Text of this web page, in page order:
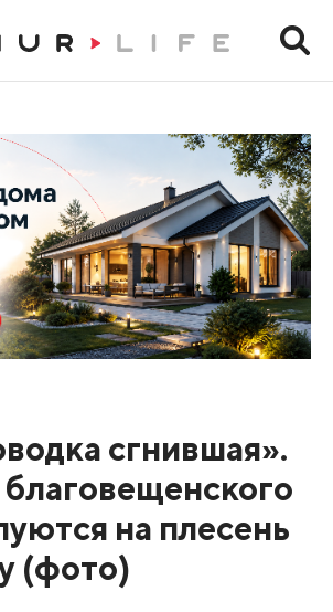
сгнившая».
на плесень
(фото)